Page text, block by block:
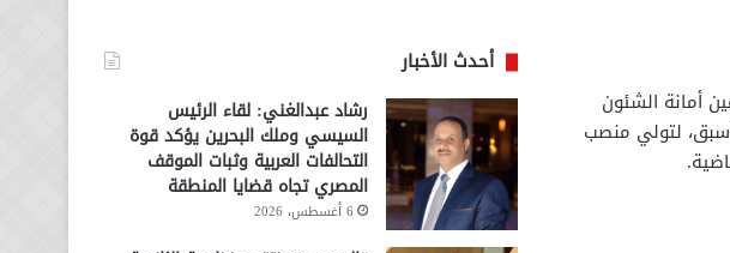
أمانة الشئون
لتولي منصب
أحدث الأخبار
رشاد عبدالغني: لقاء الرئيس
السيسي وملك البحرين يؤكد قوة
التحالفات العربية وثبات الموقف
المصري تجاه قضايا المنطقة
6 أغسطس، 2026